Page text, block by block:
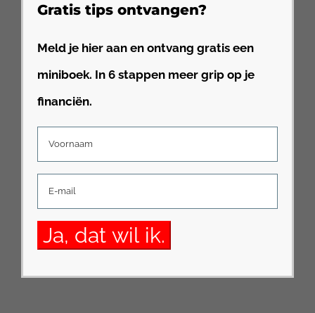
Gratis tips ontvangen?
Meld je hier aan en ontvang gratis een
miniboek. In 6 stappen meer grip op je
financiën.